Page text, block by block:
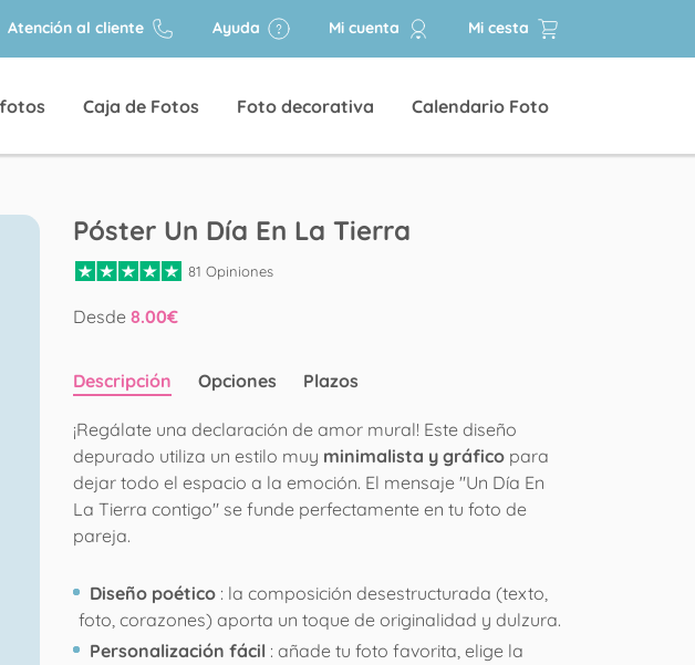
Atención al cliente Ayuda Mi cuenta Mi cesta
Caja de Fotos Foto decorativa Calendario Foto
Póster Un Día En La Tierra
81 Opiniones
Desde 8.00€
Descripción Opciones Plazos
¡Regálate una declaración de amor mural! Este diseño
depurado utiliza un estilo muy minimalista y gráfico para
dejar todo el espacio a la emoción. El mensaje "Un Día En
La Tierra contigo" se funde perfectamente en tu foto de
pareja.
Diseño poético : la composición desestructurada (texto,
foto, corazones) aporta un toque de originalidad y dulzura.
Personalización fácil : añade tu foto favorita, elige la